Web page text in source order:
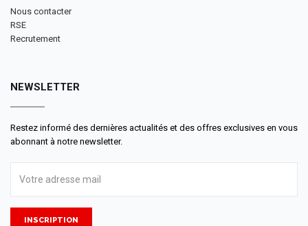
Nous contacter
RSE
Recrutement
NEWSLETTER
Restez informé des dernières actualités et des offres exclusives en vous
abonnant à notre newsletter.
INSCRIPTION